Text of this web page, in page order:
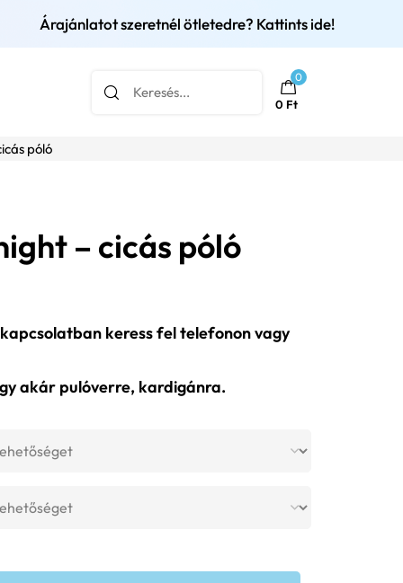
Árajánlatot szeretnél ötletedre? Kattints ide!
0
0 Ft
póló
– cicás póló
keress fel telefonon vagy
akár pulóverre, kardigánra.